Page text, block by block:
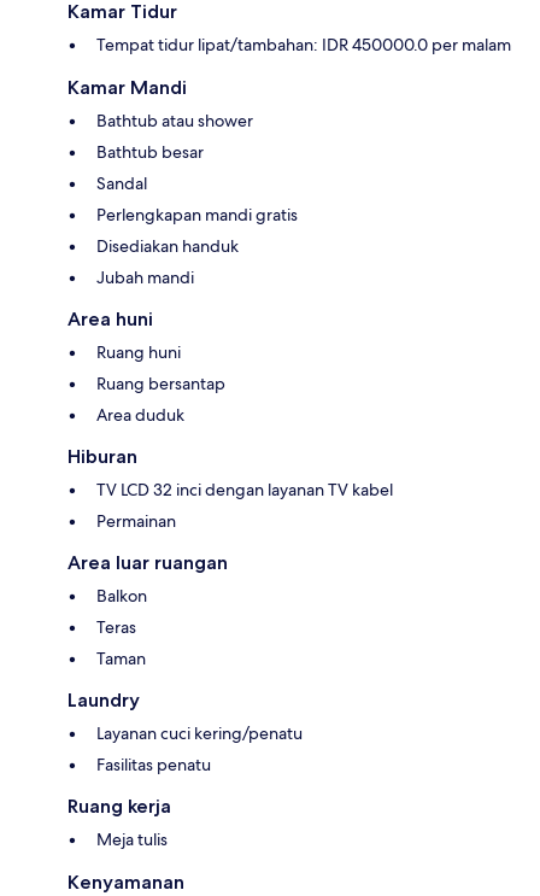
Kamar Tidur
Tempat tidur lipat/tambahan: IDR 450000.0 per malam
Kamar Mandi
Bathtub atau shower
Bathtub besar
Sandal
Perlengkapan mandi gratis
Disediakan handuk
Jubah mandi
Area huni
Ruang huni
Ruang bersantap
Area duduk
Hiburan
TV LCD 32 inci dengan layanan TV kabel
Permainan
Area luar ruangan
Balkon
Teras
Taman
Laundry
Layanan cuci kering/penatu
Fasilitas penatu
Ruang kerja
Meja tulis
Kenyamanan